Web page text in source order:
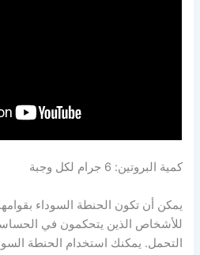
كمية البروتين: 6 جرام لكل وجبة
يمكن أن تكون الحنطة السوداء
للأشخاص الذين يتحكمون في
التحمل. يمكنك استخدام الحنطة